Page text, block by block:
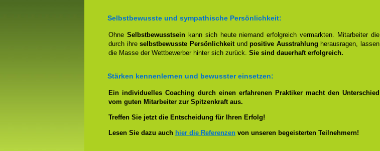
Selbstbewusste und sympathische Persönlichkeit:
Ohne Selbstbewusstseinkann sich heute niemand erfolgreich vermarkten. Mitarbeiter die
durch ihreselbstbewusste Persönlichkeitundpositive Ausstrahlung herausragen, lassen
die Masse der Wettbewerber hinter sich zurück. Sie sind dauerhaft erfolgreich.
Stärken kennenlernen und bewusster einsetzen:
Ein individuelles Coaching durch einen erfahrenen Praktiker macht den Unterschied
vom guten Mitarbeiter zur Spitzenkraft aus.
Treffen Sie jetzt die Entscheidung für Ihren Erfolg!
Lesen Sie dazu auch hier die Referenzen von unseren begeisterten Teilnehmern!